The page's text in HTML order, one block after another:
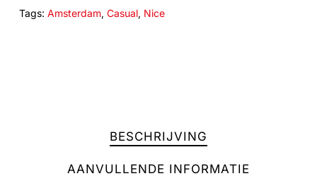
Tags: Amsterdam, Casual, Nice
BESCHRIJVING
AANVULLENDE INFORMATIE